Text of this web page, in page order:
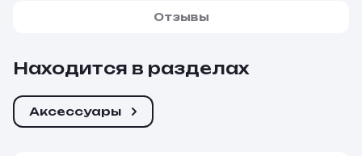
Отзывы
Находится в разделах
Аксессуары